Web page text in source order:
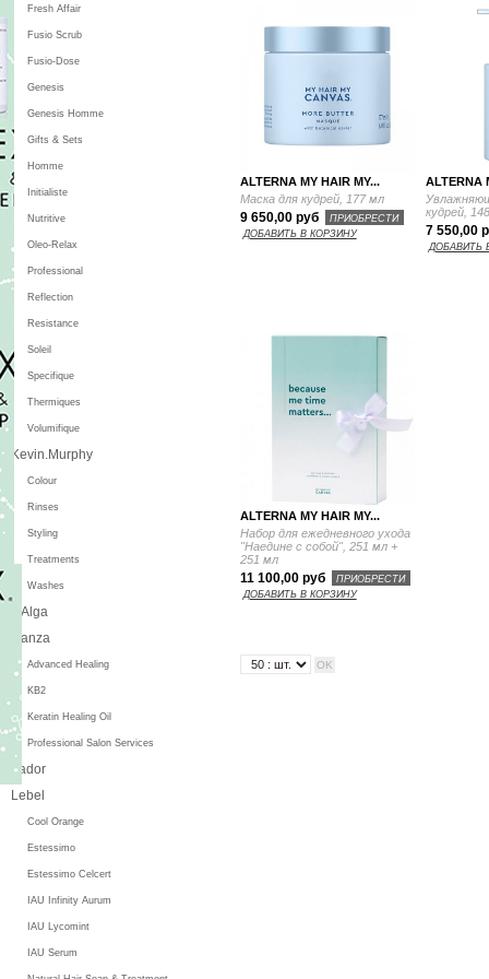
ALTERNA MY HAIR MY...
Маска для кудрей, 177 мл
9 650,00 руб
ПРИОБРЕСТИ
ДОБАВИТЬ В КОРЗИНУ
ALTERNA
кудрей,
7 550,00
ДОБАВИТЬ
ALTERNA MY HAIR MY...
Набор для ежедневного ухода
"Наедине с собой", 251 мл +
251 мл
11 100,00 руб
ПРИОБРЕСТИ
ДОБАВИТЬ В КОРЗИНУ
Fresh Affair
Fusio Scrub
Fusio-Dose
Genesis
Genesis Homme
Gifts & Sets
Homme
Initialiste
Nutritive
Oleo-Relax
Professional
Reflection
Resistance
Soleil
Specifique
Thermiques
Volumifique
Kevin.Murphy
Colour
Rinses
Styling
Treatments
Washes
L'Alga
L'anza
Advanced Healing
KB2
Keratin Healing Oil
Professional Salon Services
Lador
Lebel
Cool Orange
Estessimo
Estessimo Celcert
IAU Infinity Aurum
IAU Lycomint
IAU Serum